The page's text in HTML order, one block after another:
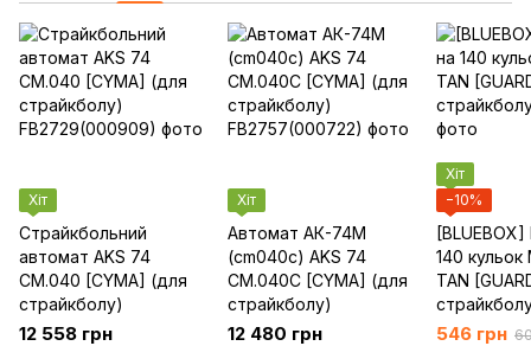
Хіт
Страйкбольний
автомат AKS 74
CM.040 [CYMA] (для
страйкболу)
12 558 грн
Хіт
Автомат АК-74М
(cm040c) AKS 74
CM.040C [CYMA] (для
страйкболу)
12 480 грн
Хіт
−10%
140 кульок
TAN
546 грн